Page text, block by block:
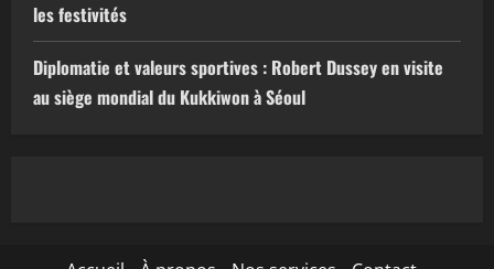
les festivités
Diplomatie et valeurs sportives : Robert Dussey en visite
au siège mondial du Kukkiwon à Séoul